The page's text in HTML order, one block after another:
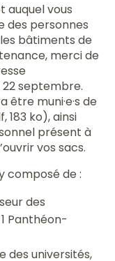
auquel vous
des personnes
bâtiments de
merci de
septembre.
être muni·e·s de
183 ko), ainsi
présent à
vos sacs.
composé de :
des
Panthéon-
des universités,